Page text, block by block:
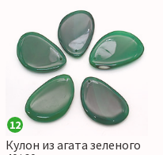
12
Кулон из агата зеленого